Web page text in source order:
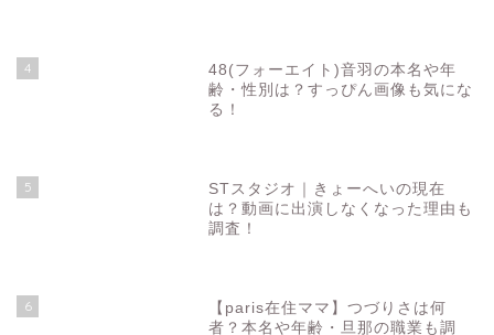
4
48(フォーエイト)音羽の本名や年
齢・性別は？すっぴん画像も気にな
る！
5
STスタジオ｜きょーへいの現在
は？動画に出演しなくなった理由も
調査！
6
【paris在住ママ】つづりさは何
者？本名や年齢・旦那の職業も調